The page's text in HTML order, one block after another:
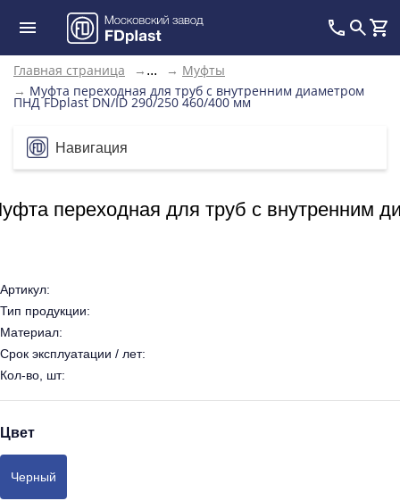
Главная страница → ... → Муфты
→ Муфта переходная для труб с внутренним диаметром
ПНД FDplast DN/ID 290/250 460/400 мм
Навигация
переходная для труб с внутренним
Артикул:
Тип продукции:
Материал:
Срок эксплуатации / лет:
Кол-во, шт:
Цвет
Черный